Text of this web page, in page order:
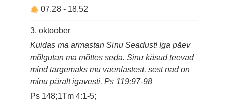
07.28- 18.52
3. oktoober
Kuidas ma armastan Sinu Seadust! Iga päev
mõlgutan ma mõttes seda. Sinu käsud teevad
mind targemaks mu vaenlastest, sest nad on
minu päralt igavesti. Ps 119:97-98
Ps 148;1Tm 4:1-5;